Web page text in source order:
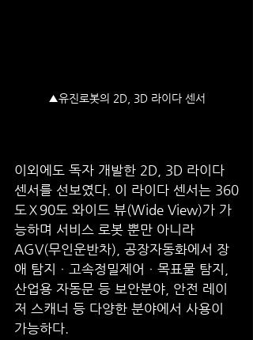
▲유진로봇의 2D, 3D 라이다 센서
이외에도 독자 개발한 2D, 3D 라이다
센서를 선보였다. 이 라이다 센서는 360
도Ⅹ90도 와이드 뷰(Wide View)가 가
능하며 서비스 로봇 뿐만 아니라
AGV(무인운반차), 공장자동화에서 장
애 탐지ㆍ고속정밀제어ㆍ목표물 탐지,
산업용 자동문 등 보안분야, 안전 레이
저 스캐너 등 다양한 분야에서 사용이
가능하다.